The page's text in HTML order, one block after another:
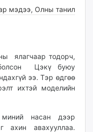
мэдээ, Олны танил
ялагчаар тодорч,
Цэкү буюу
ээ. Тэр өдгөө
ихтэй моделийн
насан дээр
ахин авахууллаа.